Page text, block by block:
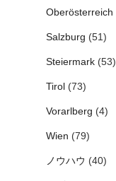
Oberösterreich
Salzburg (51)
Steiermark(53)
Tirol(73)
Vorarlberg (4)
Wien (79)
ノウハウ (40)